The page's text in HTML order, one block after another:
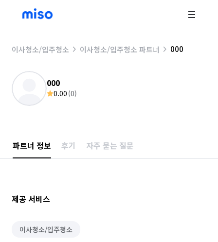
이사청소/입주청소 이사청소/입주청소 파트너 000
000
0.00 (0)
파트너 정보 후기 자주 묻는 질문
제공 서비스
이사청소/입주청소